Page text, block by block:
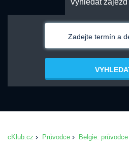
Zadejte termín a
cKlub.cz Průvodce Belgie: průvodce